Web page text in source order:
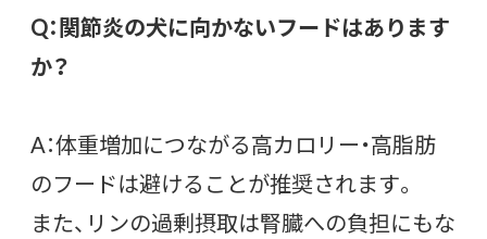
Q：関節炎の犬に向かないフードはあります
か？
A：体重増加につながる高カロリー・高脂肪
のフードは避けることが推奨されます。
また、リンの過剰摂取は腎臓への負担にもな